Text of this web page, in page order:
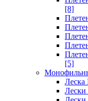
[8]
[5]
Леска
Лески